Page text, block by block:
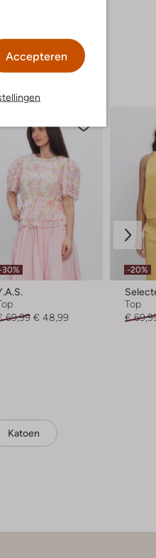
Accepteren
30%
69,99 € 48,99
-20%
Top
€
Katoen